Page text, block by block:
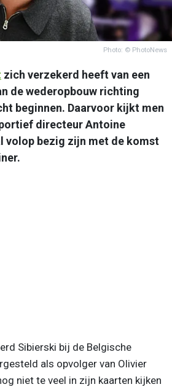
Photo: © PhotoNews
zich verzekerd heeft van een
de wederopbouw richting
beginnen. Daarvoor kijkt men
directeur Antoine
volop bezig zijn met de komst
Sibierski bij de Belgische
als opvolger van Olivier
niet te veel in zijn kaarten kijken